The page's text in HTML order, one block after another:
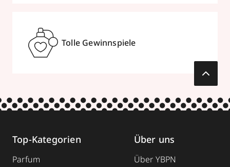
Tolle Gewinnspiele
Top-Kategorien
Parfum
Über uns
Über YBPN